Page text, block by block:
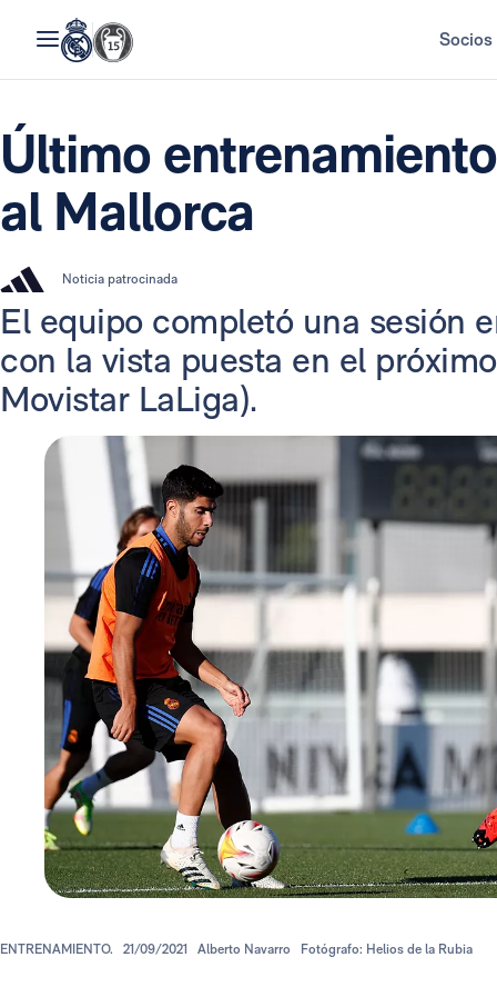
Socios
Último
al Mallorca
Noticia patrocinada
El equipo completó una sesión
con la vista puesta en el
Movistar LaLiga).
ENTRENAMIENTO. 21/09/2021 Alberto Navarro Fotógrafo: Helios de la Rubia